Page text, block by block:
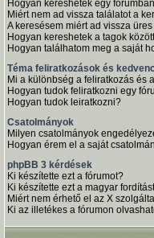
Hogyan kereshetek egy
Miért nem ad vissza találatot a
A keresésem miért ad vissza
Hogyan kereshetek a tagok
Hogyan találhatom meg a saját
Téma feliratkozások és
Mi a különbség a feliratkozás és
Hogyan tudok feliratkozni egy
Hogyan tudok leiratkozni?
Csatolmányok
Milyen csatolmányok
Hogyan érem el a saját
phpBB 3 kérdések
Ki készítette ezt a fórumot?
Ki készítette ezt a magyar
Miért nem érhető el az X
Ki az illetékes a fórumon